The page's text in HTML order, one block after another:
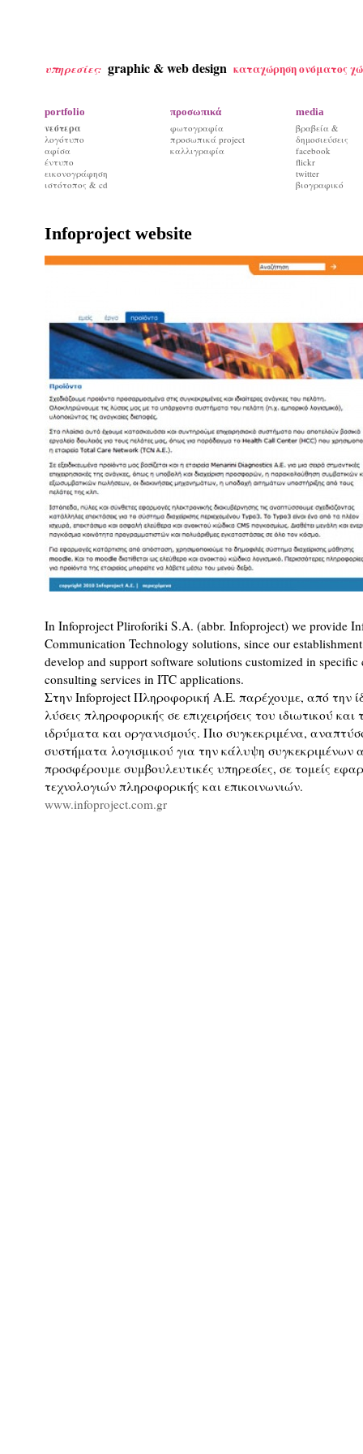
υπηρεσίες: graphic & web design καταχώρηση ονόματος
portfolio
νεότερα
λογότυπο
αφίσα
έντυπο
εικονογράφηση
ιστότοπος & cd
προσωπικά
φωτογραφία
προσωπικά project
καλλιγραφία
media
βραβεία &
δημοσιεύσεις
facebook
flickr
twitter
βιογραφικό
Infoproject website
In Infoproject Pliroforiki S.A. (abbr. Infoproject) we provide
Communication Technology solutions, since our
develop and support software solutions customized in specific
consulting services in ITC applications.
Στην Infoproject Πληροφορική Α.Ε. παρέχουμε, από την
λύσεις πληροφορικής σε επιχειρήσεις του ιδιωτικού
ιδρύματα και οργανισμούς. Πιο συγκεκριμένα,
συστήματα λογισμικού για την κάλυψη συγκεκριμένων
προσφέρουμε συμβουλευτικές υπηρεσίες, σε τομείς
τεχνολογιών πληροφορικής και επικοινωνιών.
www.infoproject.com.gr